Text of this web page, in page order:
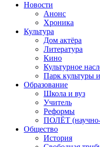
Новости
Анонс
Хроника
Культура
Дом актёра
Литература
Кино
Культурное
Парк культуры
Образование
Школа и вуз
Учитель
Реформы
ПОЛЁТ (научно-
Общество
История